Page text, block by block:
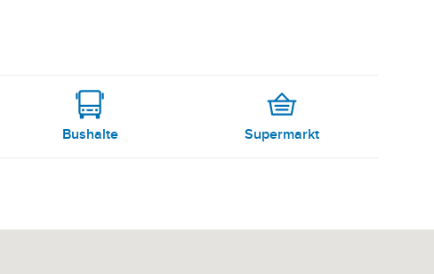
Bushalte Supermarkt